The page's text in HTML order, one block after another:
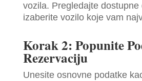
vozila. Pregledajte dostupne
izaberite vozilo koje vam
Korak 2: Popunite
Rezervaciju
Unesite osnovne podatke